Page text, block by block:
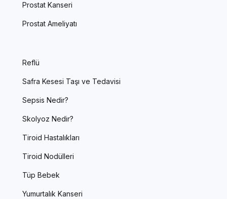
Prostat Kanseri
Prostat Ameliyatı
Reflü
Safra Kesesi Taşı ve Tedavisi
Sepsis Nedir?
Skolyoz Nedir?
Tiroid Hastalıkları
Tiroid Nodülleri
Tüp Bebek
Yumurtalık Kanseri